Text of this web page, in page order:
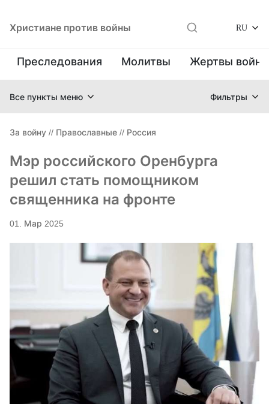
Христиане против войны RU
Преследования Молитвы Жертвы
Все пункты меню Фильтры
За войну // Православные // Россия
Мэр российского Оренбурга
решил стать помощником
священника на фронте
01. Мар 2025